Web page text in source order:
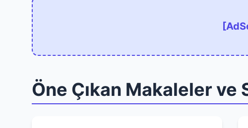
Öne Çıkan Makaleler